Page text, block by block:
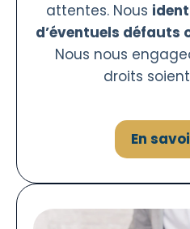
attentes. Nous
d’éventuels
Nous nous
droits
En